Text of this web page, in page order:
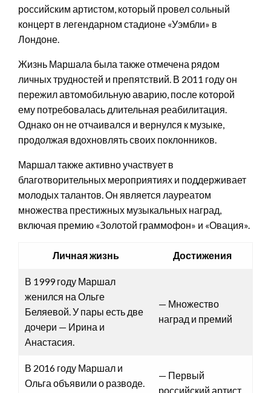
российским артистом, который провел сольный
концерт в легендарном стадионе «Уэмбли» в
Лондоне.
Жизнь Маршала была также отмечена рядом
личных трудностей и препятствий. В 2011 году он
пережил автомобильную аварию, после которой
ему потребовалась длительная реабилитация.
Однако он не отчаивался и вернулся к музыке,
продолжая вдохновлять своих поклонников.
Маршал также активно участвует в
благотворительных мероприятиях и поддерживает
молодых талантов. Он является лауреатом
множества престижных музыкальных наград,
включая премию «Золотой граммофон» и «Овация».
Личная жизнь Достижения
В 1999 году Маршал
женился на Ольге
Беляевой. У пары есть две
дочери — Ирина и
Анастасия.
— Множество
наград и премий
В 2016 году Маршал и
Ольга объявили о разводе.
— Первый
российский артист,